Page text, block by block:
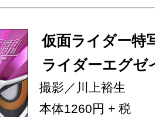
仮面ライダー
ライダーエグゼ
撮影／川上裕生
本体1260円 + 税